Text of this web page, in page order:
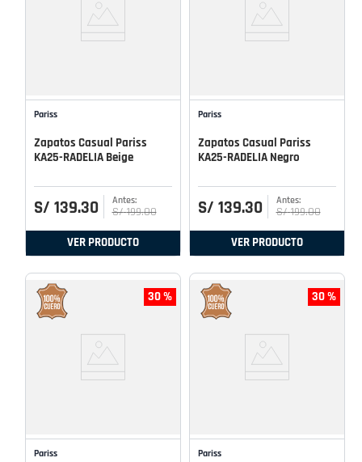
Pariss
Zapatos Casual Pariss
KA25-RADELIA Beige
S/ 139.30 S/ 199.00
VER PRODUCTO
Pariss
Zapatos Casual Pariss
KA25-RADELIA Negro
S/ 139.30 S/ 199.00
VER PRODUCTO
30 %
Pariss
30 %
Pariss